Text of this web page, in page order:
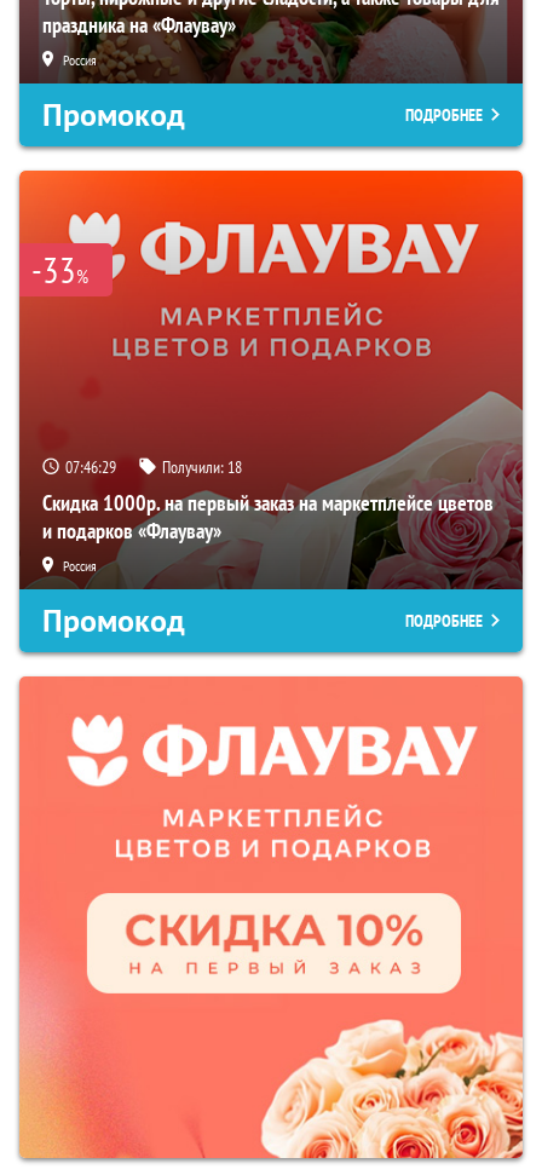
праздника на «Флаувау»
Россия
Промокод ПОДРОБНЕЕ
-33%
07:46:28 Получили: 18
Скидка 1000р. на первый заказ на маркетплейсе цветов
и подарков «Флаувау»
Россия
Промокод ПОДРОБНЕЕ